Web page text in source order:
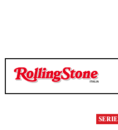
TEMPO DI LETTURA 8 MINUTI
TEMPO DI LETTURA 8 MINUTI
SERIE